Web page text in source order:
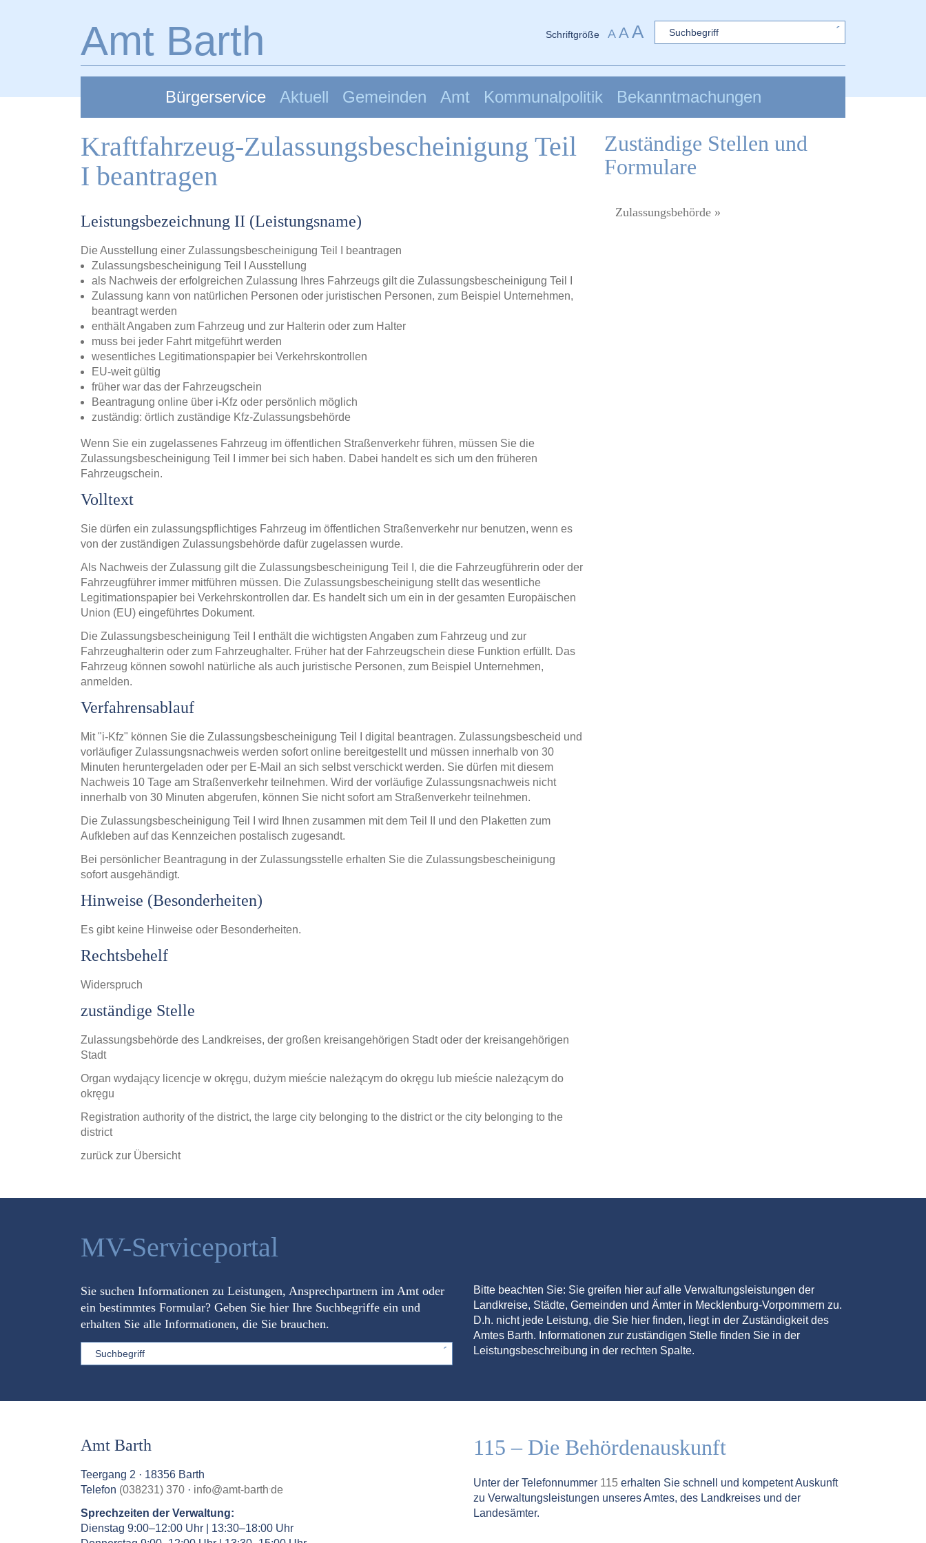
Amt Barth Schriftgröße A AA Sword
Bürgerservice Aktuell Gemeinden Amt Kommunalpolitik Bekanntmachungen
Kraftfahrzeug-Zulassungsbescheinigung Teil
I beantragen
Leistungsbezeichnung II (Leistungsname)
Die Ausstellung einer Zulassungsbescheinigung Teil I beantragen
Zulassungsbescheinigung Teil I Ausstellung
als Nachweis der erfolgreichen Zulassung Ihres Fahrzeugs gilt die Zulassungsbescheinigung Teil I
Zulassung kann von natürlichen Personen oder juristischen Personen, zum Beispiel Unternehmen,
beantragt werden
enthält Angaben zum Fahrzeug und zur Halterin oder zum Halter
muss bei jeder Fahrt mitgeführt werden
wesentliches Legitimationspapier bei Verkehrskontrollen
EU-weit gültig
früher war das der Fahrzeugschein
Beantragung online über i-Kfz oder persönlich möglich
zuständig: örtlich zuständige Kfz-Zulassungsbehörde
Wenn Sie ein zugelassenes Fahrzeug im öffentlichen Straßenverkehr führen, müssen Sie die
Zulassungsbescheinigung Teil I immer bei sich haben. Dabei handelt es sich um den früheren
Fahrzeugschein.
Volltext
Sie dürfen ein zulassungspflichtiges Fahrzeug im öffentlichen Straßenverkehr nur benutzen, wenn es
von der zuständigen Zulassungsbehörde dafür zugelassen wurde.
Als Nachweis der Zulassung gilt die Zulassungsbescheinigung Teil I, die die Fahrzeugführerin oder der
Fahrzeugführer immer mitführen müssen. Die Zulassungsbescheinigung stellt das wesentliche
Legitimationspapier bei Verkehrskontrollen dar. Es handelt sich um ein in der gesamten Europäischen
Union (EU) eingeführtes Dokument.
Die Zulassungsbescheinigung Teil I enthält die wichtigsten Angaben zum Fahrzeug und zur
Fahrzeughalterin oder zum Fahrzeughalter. Früher hat der Fahrzeugschein diese Funktion erfüllt. Das
Fahrzeug können sowohl natürliche als auch juristische Personen, zum Beispiel Unternehmen,
anmelden.
Verfahrensablauf
Mit "i-Kfz" können Sie die Zulassungsbescheinigung Teil I digital beantragen. Zulassungsbescheid und
vorläufiger Zulassungsnachweis werden sofort online bereitgestellt und müssen innerhalb von 30
Minuten heruntergeladen oder per E-Mail an sich selbst verschickt werden. Sie dürfen mit diesem
Nachweis 10 Tage am Straßenverkehr teilnehmen. Wird der vorläufige Zulassungsnachweis nicht
innerhalb von 30 Minuten abgerufen, können Sie nicht sofort am Straßenverkehr teilnehmen.
Die Zulassungsbescheinigung Teil I wird Ihnen zusammen mit dem Teil II und den Plaketten zum
Aufkleben auf das Kennzeichen postalisch zugesandt.
Bei persönlicher Beantragung in der Zulassungsstelle erhalten Sie die Zulassungsbescheinigung
sofort ausgehändigt.
Hinweise (Besonderheiten)
Es gibt keine Hinweise oder Besonderheiten.
Rechtsbehelf
Widerspruch
zuständige Stelle
Zulassungsbehörde des Landkreises, der großen kreisangehörigen Stadt oder der kreisangehörigen
Stadt
Organ wydający licencje w okręgu, dużym mieście należącym do okręgu lub mieście należącym do
okręgu
Registration authority of the district, the large city belonging to the district or the city belonging to the
district
zurück zur Übersicht
Zuständige Stellen und
Formulare
Zulassungsbehörde »
MV-Serviceportal
Sie suchen Informationen zu Leistungen, Ansprechpartnern im Amt oder
ein bestimmtes Formular? Geben Sie hier Ihre Suchbegriffe ein und
erhalten Sie alle Informationen, die Sie brauchen.
Sword
Bitte beachten Sie: Sie greifen hier auf alle Verwaltungsleistungen der
Landkreise, Städte, Gemeinden und Ämter in Mecklenburg-Vorpommern zu.
D.h. nicht jede Leistung, die Sie hier finden, liegt in der Zuständigkeit des
Amtes Barth. Informationen zur zuständigen Stelle finden Sie in der
Leistungsbeschreibung in der rechten Spalte.
Amt Barth
Teergang 2 · 18356 Barth
Telefon (038231) 370 · info@amt-barth.de
Sprechzeiten der Verwaltung:
Dienstag 9:00–12:00 Uhr | 13:30–18:00 Uhr
115 – Die Behördenauskunft
Unter der Telefonnummer 115 erhalten Sie schnell und kompetent Auskunft
zu Verwaltungsleistungen unseres Amtes, des Landkreises und der
Landesämter.